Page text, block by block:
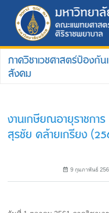
ภาควิชาเวชศาสตร์ป้องกัน
สังคม
งานเกษียณอายุราช
สุรชัย คล้ายเกรียง
9 กุมภาพันธ์